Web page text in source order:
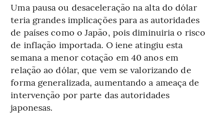
Uma pausa ou desaceleração na alta do dólar
teria grandes implicações para as autoridades
de países como o Japão, pois diminuiria o risco
de inflação importada. O iene atingiu esta
semana a menor cotação em 40 anos em
relação ao dólar, que vem se valorizando de
forma generalizada, aumentando a ameaça de
intervenção por parte das autoridades
japonesas.